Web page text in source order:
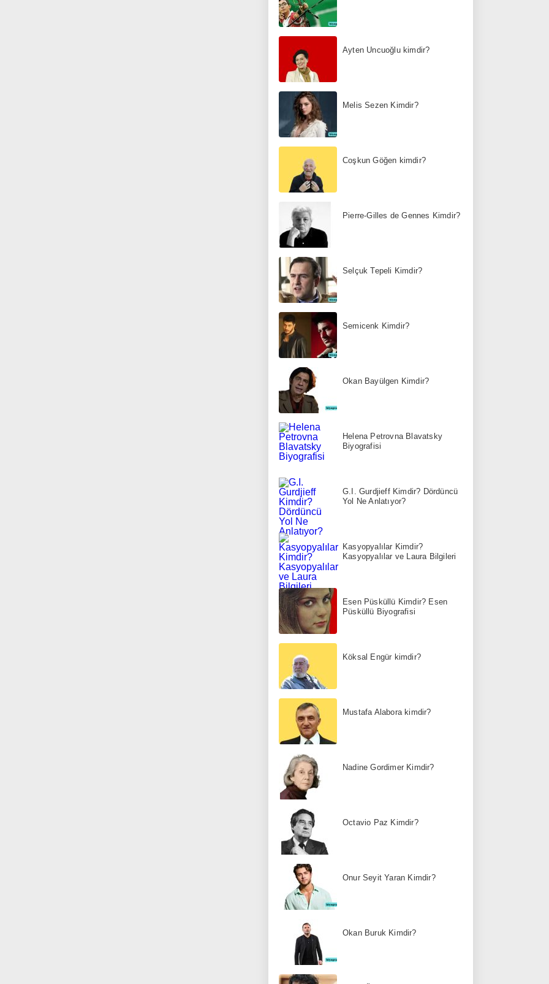
Ayten Uncuoğlu kimdir?
Melis Sezen Kimdir?
Coşkun Göğen kimdir?
Pierre-Gilles de Gennes Kimdir?
Selçuk Tepeli Kimdir?
Semicenk Kimdir?
Okan Bayülgen Kimdir?
Helena Petrovna Blavatsky
Biyografisi
G.I. Gurdjieff Kimdir? Dördüncü
Yol Ne Anlatıyor?
Kasyopyalılar Kimdir?
Kasyopyalılar ve Laura Bilgileri
Esen Püsküllü Kimdir? Esen
Püsküllü Biyografisi
Köksal Engür kimdir?
Mustafa Alabora kimdir?
Nadine Gordimer Kimdir?
Octavio Paz Kimdir?
Onur Seyit Yaran Kimdir?
Okan Buruk Kimdir?